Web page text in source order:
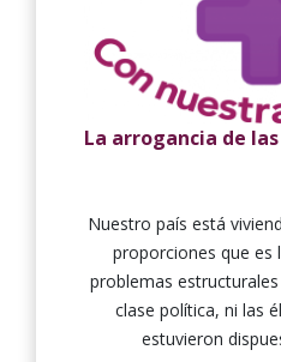
La arrogancia de
Nuestro país está
proporciones que es
problemas
clase política, ni las
estuvieron